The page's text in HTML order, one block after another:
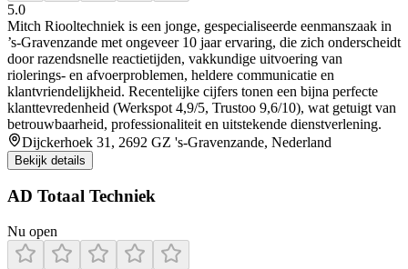
5.0
Mitch Riooltechniek is een jonge, gespecialiseerde eenmanszaak in
’s‑Gravenzande met ongeveer 10 jaar ervaring, die zich onderscheidt
door razendsnelle reactietijden, vakkundige uitvoering van
riolerings- en afvoerproblemen, heldere communicatie en
klantvriendelijkheid. Recentelijke cijfers tonen een bijna perfecte
klanttevredenheid (Werkspot 4,9/5, Trustoo 9,6/10), wat getuigt van
betrouwbaarheid, professionaliteit en uitstekende dienstverlening.
Dijckerhoek 31, 2692 GZ 's-Gravenzande, Nederland
Bekijk details
AD Totaal Techniek
Nu open